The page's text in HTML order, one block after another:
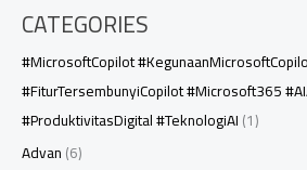
CATEGORIES
#MicrosoftCopilot
#FiturTersembunyiCopilot #Microsoft365
#ProduktivitasDigital #TeknologiAI(1)
Advan(6)